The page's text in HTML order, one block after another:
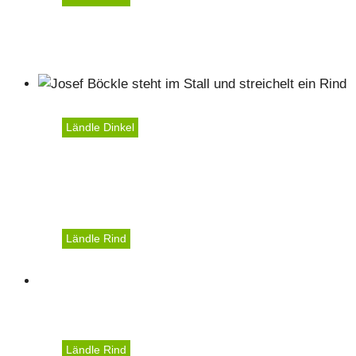
Ländle Dinkel
Ländle Rind
Ländle Rind